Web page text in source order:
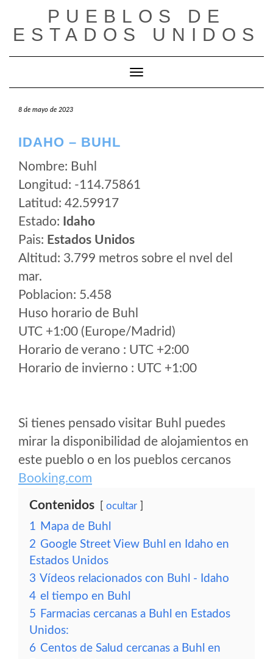
contenido
PUEBLOS DE
ESTADOS UNIDOS
Cambiar modo de navegación
8 de mayo de 2023
IDAHO – BUHL
Nombre: Buhl
Longitud: -114.75861
Latitud: 42.59917
Estado: Idaho
Pais: Estados Unidos
Altitud: 3.799 metros sobre el nvel del
mar.
Poblacion: 5.458
Huso horario de Buhl
UTC +1:00 (Europe/Madrid)
Horario de verano : UTC +2:00
Horario de invierno : UTC +1:00
Si tienes pensado visitar Buhl puedes
mirar la disponibilidad de alojamientos en
este pueblo o en los pueblos cercanos
Booking.com
Contenidos ocultar
1 Mapa de Buhl
2 Google Street View Buhl en Idaho en
Estados Unidos
3 Vídeos relacionados con Buhl - Idaho
4 el tiempo en Buhl
5 Farmacias cercanas a Buhl en Estados
Unidos:
6 Centos de Salud cercanas a Buhl en